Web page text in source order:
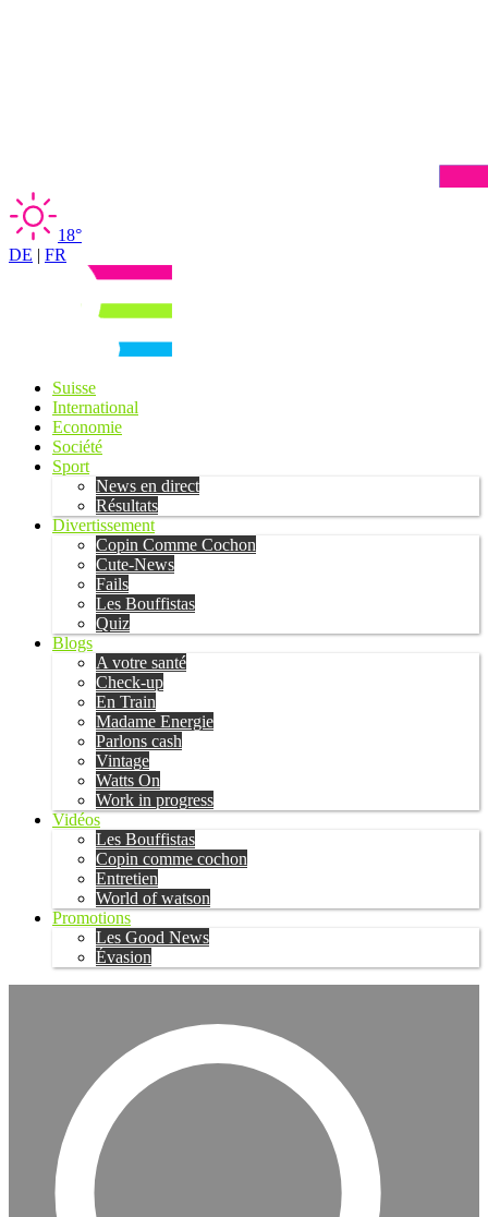
18°
DE | FR
Suisse
International
Economie
Société
Sport
News en direct
Résultats
Divertissement
Copin Comme Cochon
Cute-News
Fails
Les Bouffistas
Quiz
Blogs
A votre santé
Check-up
En Train
Madame Energie
Parlons cash
Vintage
Watts On
Work in progress
Vidéos
Les Bouffistas
Copin comme cochon
Entretien
World of watson
Promotions
Les Good News
Évasion